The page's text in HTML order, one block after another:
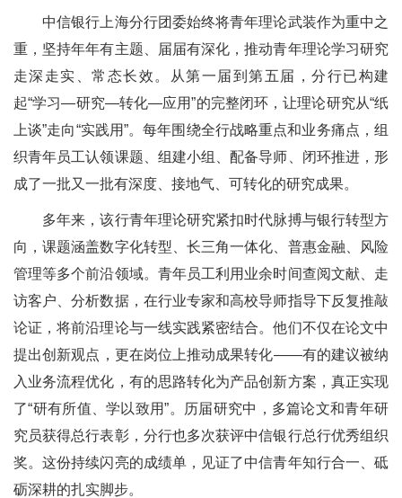
中信银行上海分行团委始终将青年理论武装作为重中之
重，坚持年年有主题、届届有深化，推动青年理论学习研究
走深走实、常态长效。从第一届到第五届，分行已构建
起“学习—研究—转化—应用”的完整闭环，让理论研究从“纸
上谈”走向“实践用”。每年围绕全行战略重点和业务痛点，组
织青年员工认领课题、组建小组、配备导师、闭环推进，形
成了一批又一批有深度、接地气、可转化的研究成果。
多年来，该行青年理论研究紧扣时代脉搏与银行转型方
向，课题涵盖数字化转型、长三角一体化、普惠金融、风险
管理等多个前沿领域。青年员工利用业余时间查阅文献、走
访客户、分析数据，在行业专家和高校导师指导下反复推敲
论证，将前沿理论与一线实践紧密结合。他们不仅在论文中
提出创新观点，更在岗位上推动成果转化——有的建议被纳
入业务流程优化，有的思路转化为产品创新方案，真正实现
了“研有所值、学以致用”。历届研究中，多篇论文和青年研
究员获得总行表彰，分行也多次获评中信银行总行优秀组织
奖。这份持续闪亮的成绩单，见证了中信青年知行合一、砥
砺深耕的扎实脚步。